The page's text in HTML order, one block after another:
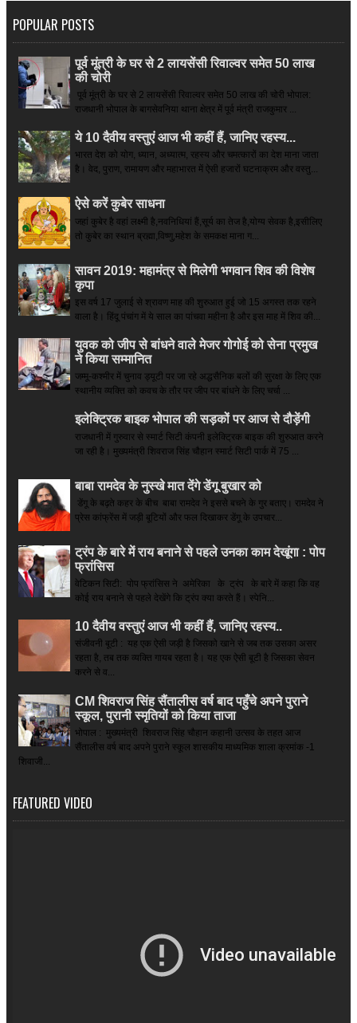
POPULAR POSTS
पूर्व मूंत्री के घर से 2 लायसेंसी रिवाल्वर समेत 50 लाख
की चोरी
पूर्व मूंत्री के घर से 2 लायसेंसी रिवाल्वर समेत 50 लाख की चोरी भोपाल:
राजधानी भोपाल के बागसेवनिया थाना क्षेत्र में पूर्व मंत्री राजकुमार ...
ये 10 दैवीय वस्तुएं आज भी कहीं हैं, जानिए रहस्य...
भारत देश को योग, ध्यान, अध्यात्म, रहस्य और चमत्कारों का देश माना जाता
है। वेद, पुराण, रामायण और महाभारत में ऐसी हजारों घटनाक्रम और वस्तु...
ऐसे करें कुबेर साधना
जहां कुबेर है­ वहां लक्ष्मी है,नवनिधियां हैं,सूर्य का तेज है,योग्य सेवक है,इसीलिए
तो कुबेर का स्थान ब्रह्मा,विष्णु,महेश के समकक्ष माना ग...
सावन 2019: महामंत्र से मिलेगी भगवान शिव की विशेष
कृपा
इस वर्ष 17 जुलाई से श्रावण माह की शुरुआत हुई जो 15 अगस्त तक रहने
वाला है। हिंदू पंचांग में ये साल का पांचवा महीना है और इस माह में शिव की...
युवक को जीप से बांधने वाले मेजर गोगोई को सेना प्रमुख
ने किया सम्‍मानित
जम्मू-कश्मीर में चुनाव ड्यूटी पर जा रहे अद्धसैनिक बलों की सुरक्षा के लिए एक
स्थानीय व्यक्ति को कवच के तौर पर जीप पर बांधने के लिए चर्चा ...
इलेक्ट्रिक बाइक भोपाल की सड़कों पर आज से दौड़ेंगी
राजधानी में गुरुवार से स्मार्ट सिटी कंपनी इलेक्ट्रिक बाइक की शुरुआत करने
जा रही है। मुख्यमंत्री शिवराज सिंह चौहान स्मार्ट सिटी पार्क में 75 ...
बाबा रामदेव के नुस्खे मात देंगे डेंगू बुखार को
डेंगू के बढ़ते कहर के बीच बाबा रामदेव ने इससे बचने के गुर बताए। रामदेव ने
प्रेस कांफ्रेंस में जड़ी बूटियों और फल दिखाकर डेंगू के उपचार...
ट्रंप के बारे में राय बनाने से पहले उनका काम देखूंगा : पोप
फ्रांसिस
वेटिकन सिटी: पोप फ्रांसिस ने अमेरिका के ट्रंप के बारे में कहा कि वह
कोई राय बनाने से पहले देखेंगे कि ट्रंप क्या करते हैं। स्पेनि...
10 दैवीय वस्तुएं आज भी कहीं हैं, जानिए रहस्य..
संजीवनी बूटी : यह एक ऐसी जड़ी है जिसको खाने से जब तक उसका असर
रहता है, तब तक व्यक्ति गायब रहता है। यह एक ऐसी बूटी है जिसका सेवन
करने से व...
CM शिवराज सिंह सैंतालीस वर्ष बाद पहुँचे अपने पुराने
स्कूल, पुरानी स्मृतियों को किया ताजा
भोपाल : मुख्यमंत्री शिवराज सिंह चौहान कहानी उत्सव के तहत आज
सैंतालीस वर्ष बाद अपने पुराने स्कूल शासकीय माध्यमिक शाला क्रमांक -1
शिवाजी...
FEATURED VIDEO